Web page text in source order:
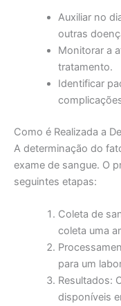
Auxiliar no
outras
Monitorar a
tratamento.
Identificar
Como é Realizada a
A determinação do
exame de sangue. O
seguintes etapas:
Coleta de
coleta uma
para um
Resultados:
disponíveis